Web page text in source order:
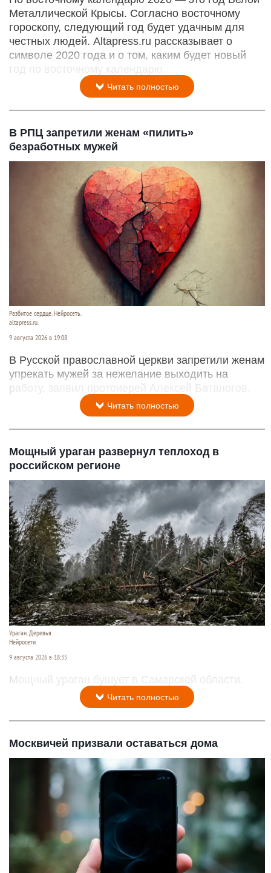
Металлической Крысы. Согласно восточному
гороскопу, следующий год будет удачным для
честных людей. Altapress.ru рассказывает о
символе 2020 года и о том, каким будет новый
год по восточному календарю.
Читать полностью
В РПЦ запретили женам «пилить»
безработных мужей
Разбитое сердце. Нейросеть.
altapress.ru.
9 августа 2026 в 19:08
В Русской православной церкви запретили женам
упрекать мужей за нежелание выходить на
работу, заявил протоиерей Алексей Батаногов.
Читать полностью
Мощный ураган развернул теплоход в
российском регионе
Ураган. Деревья
Нейросети
9 августа 2026 в 18:35
Мощный ураган бушует в Самарской области.
Читать полностью
Москвичей призвали оставаться дома